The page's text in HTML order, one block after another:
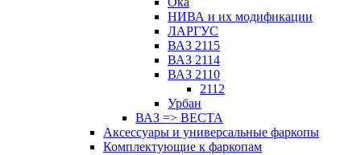
НИВА и их модификации
ЛАРГУС
ВАЗ 2115
ВАЗ 2114
ВАЗ 2110
2112
Урбан
ВАЗ => ВЕСТА
Аксессуары и универсальные фаркопы
Комплектующие к фаркопам